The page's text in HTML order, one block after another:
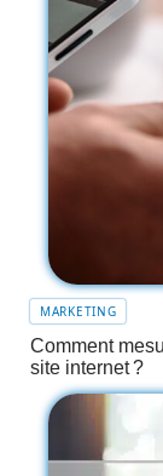
MARKETING
Comment
site internet ?